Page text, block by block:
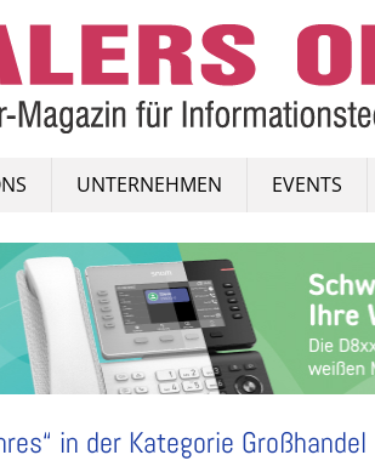
UNTERNEHMEN EVENTS
in der Kategorie Großhandel